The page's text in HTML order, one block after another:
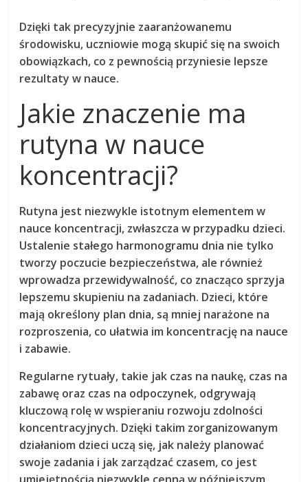
Dzięki tak precyzyjnie zaaranżowanemu
środowisku, uczniowie mogą skupić się na swoich
obowiązkach, co z pewnością przyniesie lepsze
rezultaty w nauce.
Jakie znaczenie ma
rutyna w nauce
koncentracji?
Rutyna jest niezwykle istotnym elementem w
nauce koncentracji, zwłaszcza w przypadku dzieci.
Ustalenie stałego harmonogramu dnia nie tylko
tworzy poczucie bezpieczeństwa, ale również
wprowadza przewidywalność, co znacząco sprzyja
lepszemu skupieniu na zadaniach. Dzieci, które
mają określony plan dnia, są mniej narażone na
rozproszenia, co ułatwia im koncentrację na nauce
i zabawie.
Regularne rytuały, takie jak czas na naukę, czas na
zabawę oraz czas na odpoczynek, odgrywają
kluczową rolę w wspieraniu rozwoju zdolności
koncentracyjnych. Dzięki takim zorganizowanym
działaniom dzieci uczą się, jak należy planować
swoje zadania i jak zarządzać czasem, co jest